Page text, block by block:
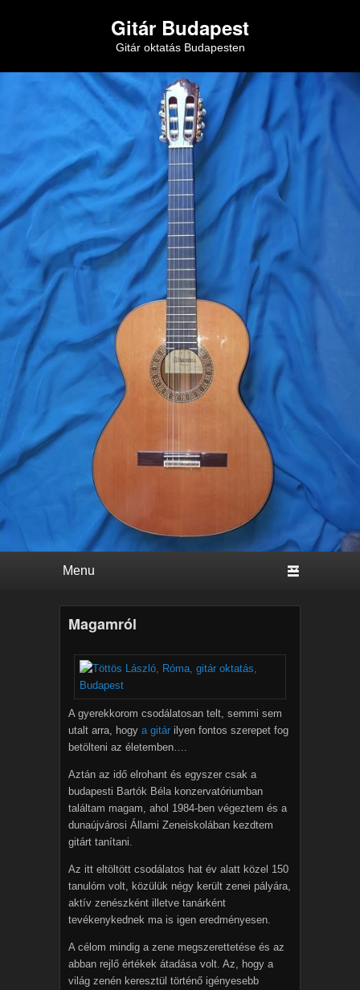
Gitár Budapest
Gitár oktatás Budapesten
Magamról
A gyerekkorom csodálatosan telt, semmi sem
utalt arra, hogy a gitár ilyen fontos szerepet fog
betölteni az életemben….
Aztán az idő elrohant és egyszer csak a
budapesti Bartók Béla konzervatóriumban
találtam magam, ahol 1984-ben végeztem és a
dunaújvárosi Állami Zeneiskolában kezdtem
gitárt tanítani.
Az itt eltöltött csodálatos hat év alatt közel 150
tanulóm volt, közülük négy került zenei pályára,
aktív zenészként illetve tanárként
tevékenykednek ma is igen eredményesen.
A célom mindig a zene megszerettetése és az
abban rejlő értékek átadása volt. Az, hogy a
világ zenén keresztül történő igényesebb